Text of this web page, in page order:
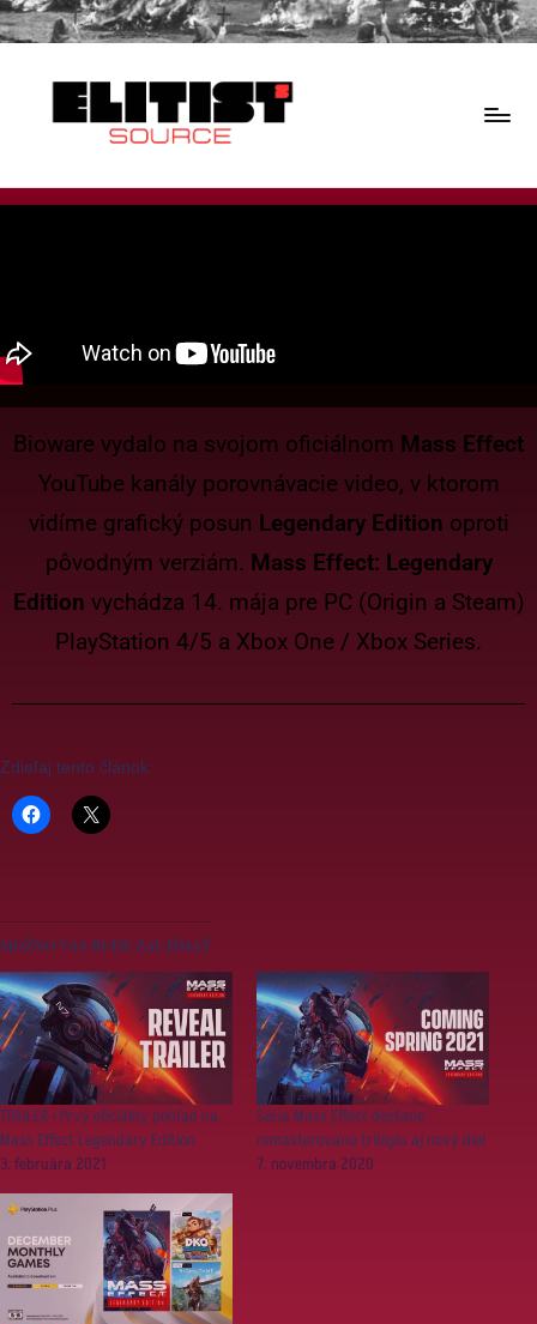
Bioware vydalo na svojom oficiálnom Mass Effect
YouTube kanály porovnávacie video, v ktorom
vidíme grafický posun Legendary Edition oproti
pôvodným verziám. Mass Effect: Legendary
Edition vychádza 14. mája pre PC (Origin a Steam)
PlayStation 4/5 a Xbox One / Xbox Series.
Zdieľaj tento článok:
MOŽNO VÁS BUDE ZAUJÍMAŤ
TRAILER • Prvý oficiálny pohľad na
Mass Effect Legendary Edition
3. februára 2021
Séria Mass Effect dostane
remasterovanú trilógiu aj nový diel
7. novembra 2020